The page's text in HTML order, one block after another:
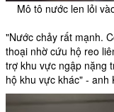
Mô tô nước len lỏi
"Nước chảy rất mạnh.
thoại nhờ cứu hộ reo
trợ khu vực ngập nặng
hộ khu vực khác" - anh